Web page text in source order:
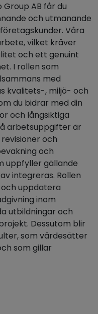
Group AB får du
och utmanande
Våra
vilket kräver
och ett genuint
I rollen som
med
kvalitets-, miljö- och
du bidrar med din
och långsiktiga
arbetsuppgifter är
och
och
uppfyller gällande
integreras. Rollen
uppdatera
inom
utbildningar och
Dessutom blir
som värdesätter
som gillar